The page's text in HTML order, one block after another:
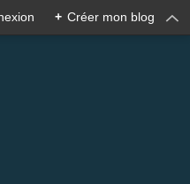
+ Créer mon blog